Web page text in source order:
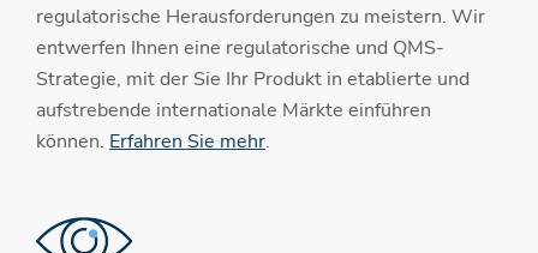
regulatorische Herausforderungen zu meistern. Wir
entwerfen Ihnen eine regulatorische und QMS-
Strategie, mit der Sie Ihr Produkt in etablierte und
aufstrebende internationale Märkte einführen
können. Erfahren Sie mehr.